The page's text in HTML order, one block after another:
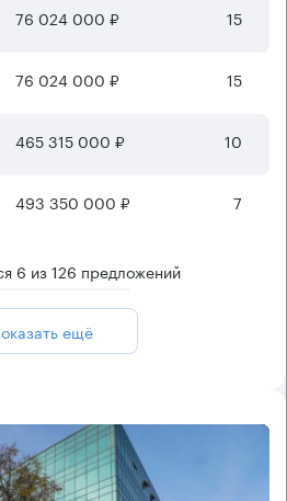
76 024 000 ₽ 15
76 024 000 ₽ 15
465 315 000 ₽ 10
493 350 000 ₽ 7
6 из126 предложений
ещё